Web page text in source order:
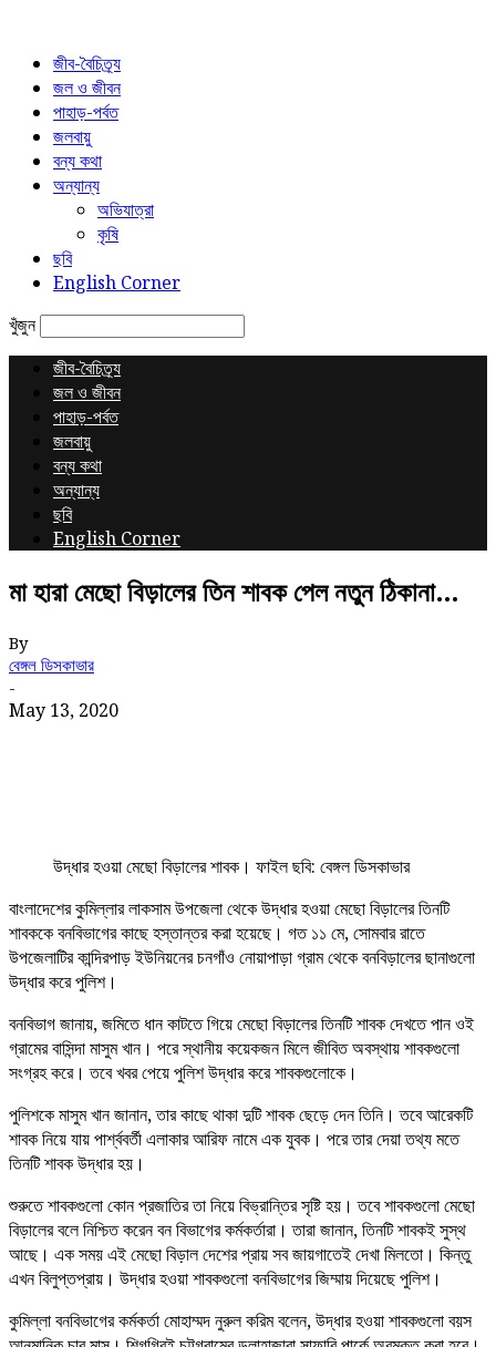
জীব-বৈচিত্র্য
জল ও জীবন
পাহাড়-পর্বত
জলবায়ু
বন্য কথা
অন্যান্য
অভিযাত্রা
কৃষি
ছবি
English Corner
খুঁজুন
জীব-বৈচিত্র্য
জল ও জীবন
পাহাড়-পর্বত
জলবায়ু
বন্য কথা
অন্যান্য
ছবি
English Corner
মা হারা মেছো বিড়ালের তিন শাবক পেল নতুন ঠিকানা…
By
বেঙ্গল ডিসকাভার
-
May 13, 2020
উদ্ধার হওয়া মেছো বিড়ালের শাবক। ফাইল ছবি: বেঙ্গল ডিসকাভার
বাংলাদেশের কুমিল্লার লাকসাম উপজেলা থেকে উদ্ধার হওয়া মেছো বিড়ালের তিনটি
শাবককে বনবিভাগের কাছে হস্তান্তর করা হয়েছে। গত ১১ মে, সোমবার রাতে
উপজেলাটির কান্দিরপাড় ইউনিয়নের চনগাঁও নোয়াপাড়া গ্রাম থেকে বনবিড়ালের ছানাগুলো
উদ্ধার করে পুলিশ।
বনবিভাগ জানায়, জমিতে ধান কাটতে গিয়ে মেছো বিড়ালের তিনটি শাবক দেখতে পান ওই
গ্রামের বাসিন্দা মাসুম খান। পরে স্থানীয় কয়েকজন মিলে জীবিত অবস্থায় শাবকগুলো
সংগ্রহ করে। তবে খবর পেয়ে পুলিশ উদ্ধার করে শাবকগুলোকে।
পুলিশকে মাসুম খান জানান, তার কাছে থাকা দুটি শাবক ছেড়ে দেন তিনি। তবে আরেকটি
শাবক নিয়ে যায় পার্শ্ববর্তী এলাকার আরিফ নামে এক যুবক। পরে তার দেয়া তথ্য মতে
তিনটি শাবক উদ্ধার হয়।
শুরুতে শাবকগুলো কোন প্রজাতির তা নিয়ে বিভ্রান্তির সৃষ্টি হয়। তবে শাবকগুলো মেছো
বিড়ালের বলে নিশ্চিত করেন বন বিভাগের কর্মকর্তারা। তারা জানান, তিনটি শাবকই সুস্থ
আছে। এক সময় এই মেছো বিড়াল দেশের প্রায় সব জায়গাতেই দেখা মিলতো। কিন্তু
এখন বিলুপ্তপ্রায়। উদ্ধার হওয়া শাবকগুলো বনবিভাগের জিম্মায় দিয়েছে পুলিশ।
কুমিল্লা বনবিভাগের কর্মকর্তা মোহাম্মদ নুরুল করিম বলেন, উদ্ধার হওয়া শাবকগুলো বয়স